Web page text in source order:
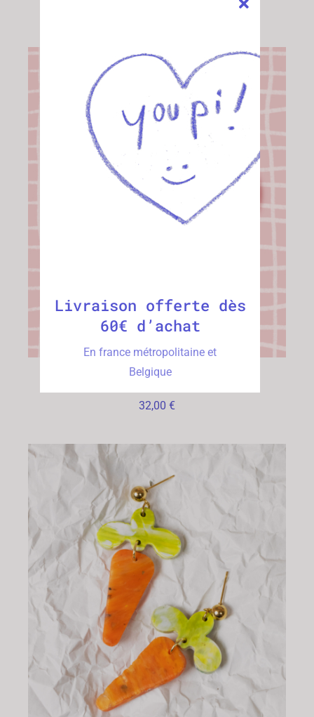
CHOIX DES OPTIONS
Boucles Tomates
32,00 €
CHOIX DES OPTIONS
/
DÉTAILS
Livraison offerte dès
60€ d’achat
En france métropolitaine et
Belgique